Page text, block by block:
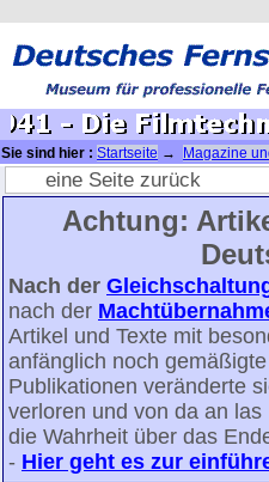
Sie sind hier : Startseite →
Magazine
Kinotechnik-Jahrgang 1941→ 1941 - Die
eine Seite zurück
Achtung:
Nach der
nach der
Artikel und Texte mit
anfänglich noch
Publikationen veränderte
verloren und von da an
die Wahrheit über das
- Hier geht es zur